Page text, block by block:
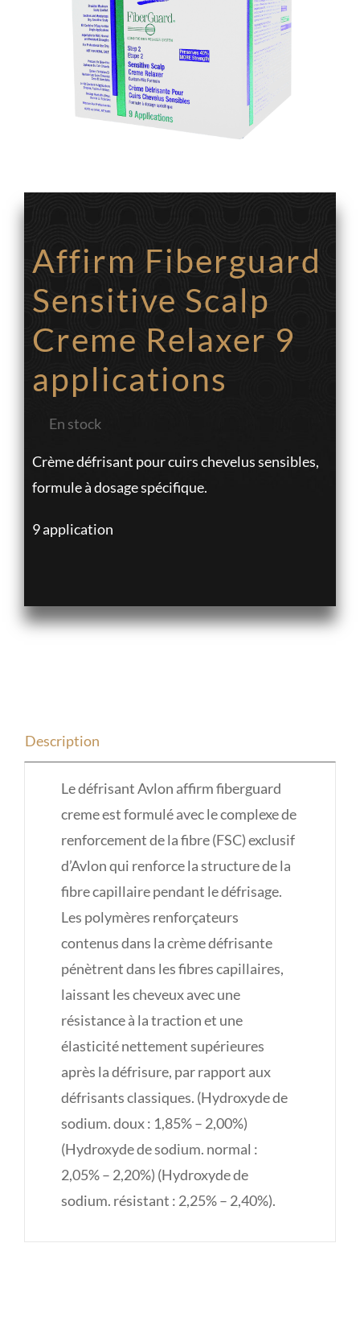
Affirm Fiberguard
Sensitive Scalp
Creme Relaxer 9
applications
En stock
Crème défrisant pour cuirs chevelus sensibles,
formule à dosage spécifique.
9 application
Description
Le défrisant Avlon affirm fiberguard
creme est formulé avec le complexe de
renforcement de la fibre (FSC) exclusif
d’Avlon qui renforce la structure de la
fibre capillaire pendant le défrisage.
Les polymères renforçateurs
contenus dans la crème défrisante
pénètrent dans les fibres capillaires,
laissant les cheveux avec une
résistance à la traction et une
élasticité nettement supérieures
après la défrisure, par rapport aux
défrisants classiques. (Hydroxyde de
sodium. doux : 1,85% – 2,00%)
(Hydroxyde de sodium. normal :
2,05% – 2,20%) (Hydroxyde de
sodium. résistant : 2,25% – 2,40%).